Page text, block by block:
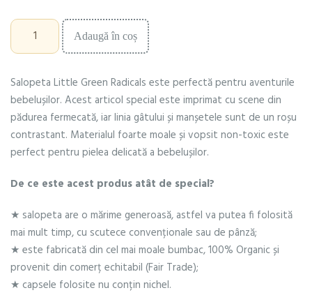
Cantitate
Salopetă
”Căsuța
pădure”
Adaugă în coș
Salopeta Little Green Radicals este perfectă pentru aventurile
bebelușilor. Acest articol special este imprimat cu scene din
pădurea fermecată, iar linia gâtului și manșetele sunt de un roșu
contrastant. Materialul foarte moale și vopsit non-toxic este
perfect pentru pielea delicată a bebelușilor.
De ce este acest produs atât de special?
★ salopeta are o mărime generoasă, astfel va putea fi folosită
mai mult timp, cu scutece convenționale sau de pânză;
★ este fabricată din cel mai moale bumbac, 100% Organic și
provenit din comerț echitabil (Fair Trade);
★ capsele folosite nu conțin nichel.